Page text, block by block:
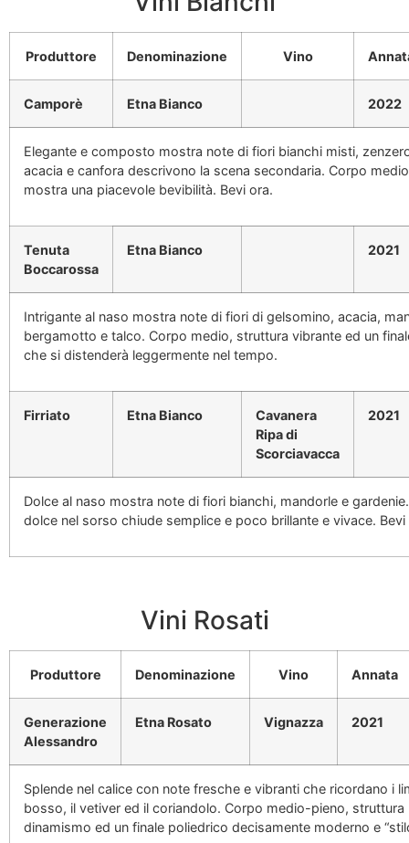
Produttore Denominazione Vino
Camporè Etna Bianco 2022
Elegante e composto mostra note di fiori bianchi misti,
acacia e canfora descrivono la scena secondaria. Corpo
mostra una piacevole bevibilità. Bevi ora.
Tenuta
Boccarossa
Etna Bianco 2021
Intrigante al naso mostra note di fiori di gelsomino, acacia,
bergamotto e talco. Corpo medio, struttura vibrante ed un
che si distenderà leggermente nel tempo.
Firriato Etna Bianco
Cavanera
Ripa di
Scorciavacca
2021
Dolce al naso mostra note di fiori bianchi, mandorle e
dolce nel sorso chiude semplice e poco brillante e vivace. Bevi
Vini Rosati
Produttore Denominazione Vino Annata
Generazione
Alessandro
Etna Rosato Vignazza 2021
Splende nel calice con note fresche e vibranti che ricordano i
bosso, il vetiver ed il coriandolo. Corpo medio-pieno, struttura
dinamismo ed un finale poliedrico decisamente moderno e